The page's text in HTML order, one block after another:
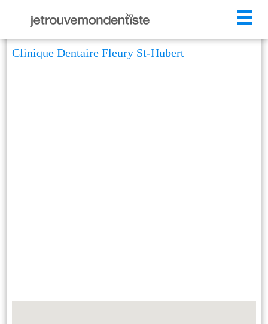
☰
Clinique Dentaire Fleury St-Hubert